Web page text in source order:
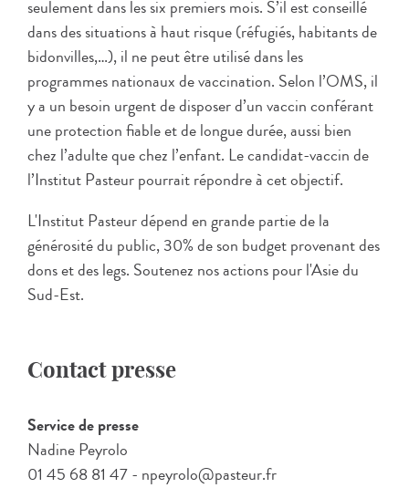
seulement dans les six premiers mois. S’il est conseillé
dans des situations à haut risque (réfugiés, habitants de
bidonvilles,…), il ne peut être utilisé dans les
programmes nationaux de vaccination. Selon l’OMS, il
y a un besoin urgent de disposer d’un vaccin conférant
une protection fiable et de longue durée, aussi bien
chez l’adulte que chez l’enfant. Le candidat-vaccin de
l’Institut Pasteur pourrait répondre à cet objectif.
L'Institut Pasteur dépend en grande partie de la
générosité du public, 30% de son budget provenant des
dons et des legs. Soutenez nos actions pour l'Asie du
Sud-Est.
Contact presse
Service de presse
Nadine Peyrolo
01 45 68 81 47 - npeyrolo@pasteur.fr